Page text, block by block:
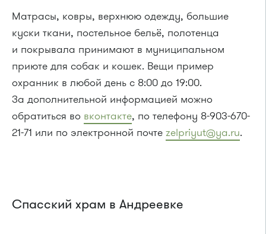
Матрасы, ковры, верхнюю одежду, большие
куски ткани, постельное бельё, полотенца
и покрывала принимают в муниципальном
приюте для собак и кошек. Вещи пример
охранник в любой день с 8:00 до 19:00.
За дополнительной информацией можно
обратиться во вконтакте, по телефону 8-903-670-
21-71 или по электронной почте zelpriyut@ya.ru.
Спасский храм в Андреевке